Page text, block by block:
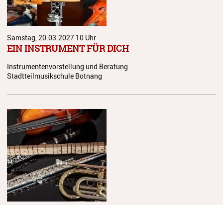
Geschichte
Stellenangebote
Samstag, 20.03.2027 10 Uhr
EIN INSTRUMENT FÜR DICH
Instrumentenvorstellung und Beratung
Stadtteilmusikschule Botnang